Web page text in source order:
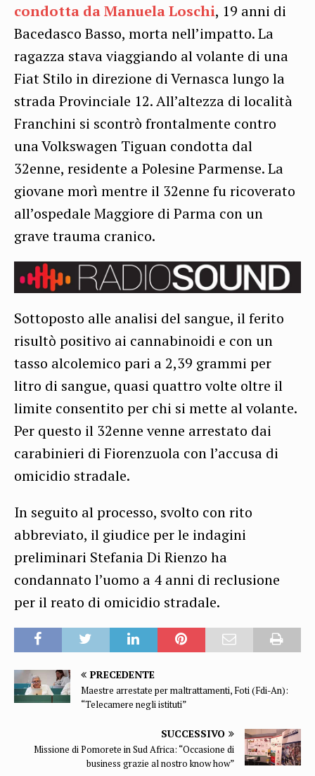
condotta da Manuela Loschi, 19 anni di
Bacedasco Basso, morta nell’impatto. La
ragazza stava viaggiando al volante di una
Fiat Stilo in direzione di Vernasca lungo la
strada Provinciale 12. All’altezza di località
Franchini si scontrò frontalmente contro
una Volkswagen Tiguan condotta dal
32enne, residente a Polesine Parmense. La
giovane morì mentre il 32enne fu ricoverato
all’ospedale Maggiore di Parma con un
grave trauma cranico.
Sottoposto alle analisi del sangue, il ferito
risultò positivo ai cannabinoidi e con un
tasso alcolemico pari a 2,39 grammi per
litro di sangue, quasi quattro volte oltre il
limite consentito per chi si mette al volante.
Per questo il 32enne venne arrestato dai
carabinieri di Fiorenzuola con l’accusa di
omicidio stradale.
In seguito al processo, svolto con rito
abbreviato, il giudice per le indagini
preliminari Stefania Di Rienzo ha
condannato l’uomo a 4 anni di reclusione
per il reato di omicidio stradale.
PRECEDENTE
Maestre arrestate per maltrattamenti, Foti (Fdi-An):
“Telecamere negli istituti”
SUCCESSIVO
Missione di Pomorete in Sud Africa: “Occasione di
business grazie al nostro know how”